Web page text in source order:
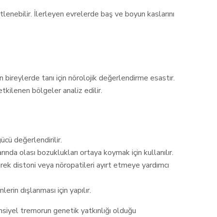
İlerleyen evrelerde baş ve boyun kaslarını
tanı için nörolojik değerlendirme esastır.
bölgeler analiz edilir.
değerlendirilir.
olası bozuklukları ortaya koymak için kullanılır.
distoni veya nöropatileri ayırt etmeye yardımcı
dışlanması için yapılır.
tremorun genetik yatkınlığı olduğu